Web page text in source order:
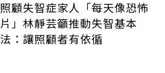
照顧失智症家人「每天像恐怖
片」林靜芸籲推動失智基本
法：讓照顧者有依循